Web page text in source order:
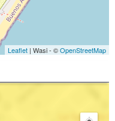
Leaflet | Wasi - ©OpenStreetMap